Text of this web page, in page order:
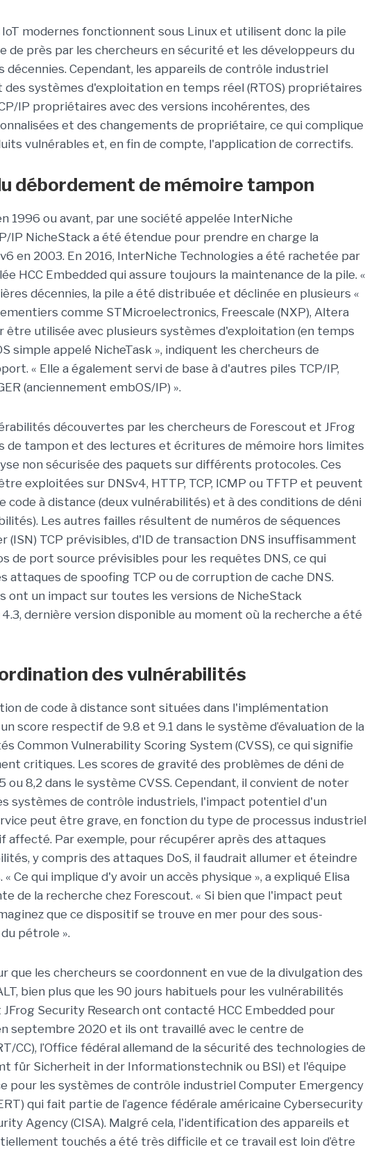
modernes fonctionnent sous Linux et utilisent donc la pile
de près par les chercheurs en sécurité et les développeurs du
décennies. Cependant, les appareils de contrôle industriel
systèmes d'exploitation en temps réel (RTOS) propriétaires
IP propriétaires avec des versions incohérentes, des
et des changements de propriétaire, ce qui complique
vulnérables et, en fin de compte, l'application de correctifs.
débordement de mémoire tampon
1996 ou avant, par une société appelée InterNiche
IP NicheStack a été étendue pour prendre en charge la
en 2003. En 2016, InterNiche Technologies a été rachetée par
HCC Embedded qui assure toujours la maintenance de la pile. «
décennies, la pile a été distribuée et déclinée en plusieurs «
comme STMicroelectronics, Freescale (NXP), Altera
être utilisée avec plusieurs systèmes d'exploitation (en temps
simple appelé NicheTask », indiquent les chercheurs de
« Elle a également servi de base à d'autres piles TCP/IP,
(anciennement embOS/IP) ».
découvertes par les chercheurs de Forescout et JFrog
de tampon et des lectures et écritures de mémoire hors limites
non sécurisée des paquets sur différents protocoles. Ces
exploitées sur DNSv4, HTTP, TCP, ICMP ou TFTP et peuvent
code à distance (deux vulnérabilités) et à des conditions de déni
Les autres failles résultent de numéros de séquences
(ISN) TCP prévisibles, d'ID de transaction DNS insuffisamment
de port source prévisibles pour les requêtes DNS, ce qui
attaques de spoofing TCP ou de corruption de cache DNS.
ont un impact sur toutes les versions de NicheStack
dernière version disponible au moment où la recherche a été
des vulnérabilités
de code à distance sont situées dans l'implémentation
score respectif de 9.8 et 9.1 dans le système d’évaluation de la
Common Vulnerability Scoring System (CVSS), ce qui signifie
critiques. Les scores de gravité des problèmes de déni de
ou 8,2 dans le système CVSS. Cependant, il convient de noter
systèmes de contrôle industriels, l'impact potentiel d'un
peut être grave, en fonction du type de processus industriel
affecté. Par exemple, pour récupérer après des attaques
y compris des attaques DoS, il faudrait allumer et éteindre
Ce qui implique d'y avoir un accès physique », a expliqué Elisa
de la recherche chez Forescout. « Si bien que l'impact peut
que ce dispositif se trouve en mer pour des sous-
pétrole ».
que les chercheurs se coordonnent en vue de la divulgation des
bien plus que les 90 jours habituels pour les vulnérabilités
Security Research ont contacté HCC Embedded pour
septembre 2020 et ils ont travaillé avec le centre de
CC), l’Office fédéral allemand de la sécurité des technologies de
für Sicherheit in der Informationstechnik ou BSI) et l'équipe
pour les systèmes de contrôle industriel Computer Emergency
qui fait partie de l’agence fédérale américaine Cybersecurity
Agency (CISA). Malgré cela, l'identification des appareils et
touchés a été très difficile et ce travail est loin d’être